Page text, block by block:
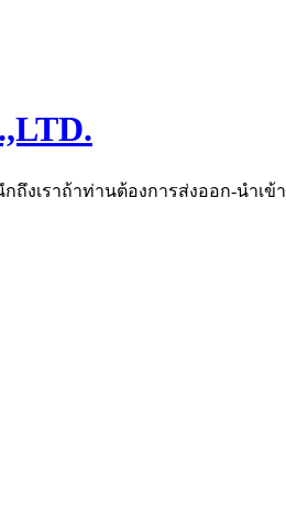
ถึงเราถ้าท่านต้องการส่งออก-นำเข้า